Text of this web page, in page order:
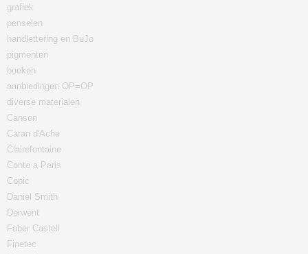
grafiek
penselen
handlettering en BuJo
pigmenten
boeken
aanbiedingen OP=OP
diverse materialen
Canson
Caran d'Ache
Clairefontaine
Conte a Paris
Copic
Daniel Smith
Derwent
Faber Castell
Finetec